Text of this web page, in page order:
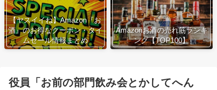
【ヤスイイね】Amazon『お
酒』のお得なクーポン・タイ
ムセール情報まとめ
Amazonお酒の売れ筋ランキ
ング【TOP100】
役員「お前の部門飲み会とかしてへん